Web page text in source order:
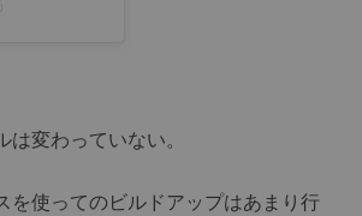
変わっていない。
使ってのビルドアップはあまり行